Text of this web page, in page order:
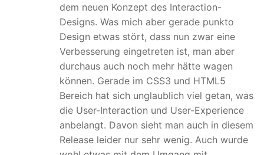
dem neuen Konzept des Interaction-
Designs. Was mich aber gerade punkto
Design etwas stört, dass nun zwar eine
Verbesserung eingetreten ist, man aber
durchaus auch noch mehr hätte wagen
können. Gerade im CSS3 und HTML5
Bereich hat sich unglaublich viel getan, was
die User-Interaction und User-Experience
anbelangt. Davon sieht man auch in diesem
Release leider nur sehr wenig. Auch wurde